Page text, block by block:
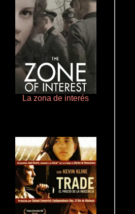
La zona de interés